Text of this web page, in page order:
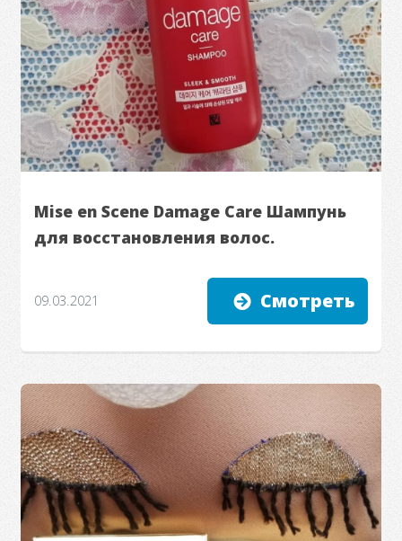
Mise en Scene Damage Care Шампунь
для восстановления волос.
09.03.2021 Смотреть